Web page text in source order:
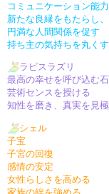
コミュニケーション能
新たな良縁をもたらし
円満な人間関係を促す
持ち主の気持ちを丸く
ラピスラズリ
最高の幸せを呼び込む石
芸術センスを授ける
知性を磨き、真実を見
シェル
子宝
子宮の回復
感情の安定
女性らしさを高める